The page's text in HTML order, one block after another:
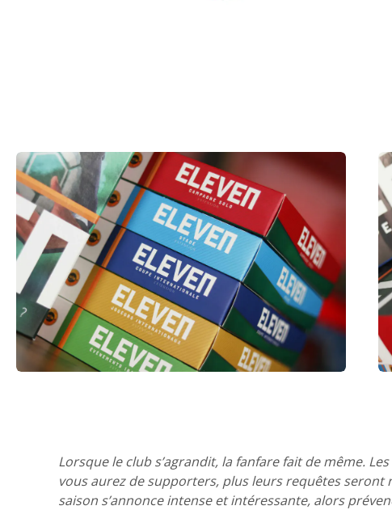
Lorsque le club s’agrandit, la fanfare fait de même.
vous aurez de supporters, plus leurs requêtes seront
saison s’annonce intense et intéressante, alors